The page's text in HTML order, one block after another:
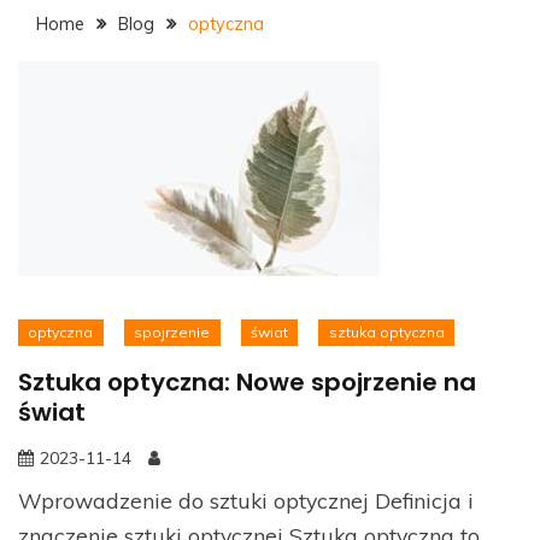
Home Blog optyczna
optyczna spojrzenie świat sztuka optyczna
Sztuka optyczna: Nowe spojrzenie na
świat
2023-11-14
Wprowadzenie do sztuki optycznej Definicja i